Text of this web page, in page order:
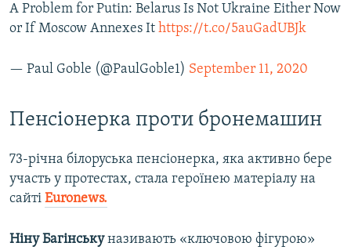
A Problem for Putin: Belarus Is Not Ukraine Either Now
or If Moscow Annexes It https://t.co/5auGadUBJk
— Paul Goble (@PaulGoble1) September 11, 2020
Пенсіонерка проти бронемашин
73-річна білоруська пенсіонерка, яка активно бере
участь у протестах, стала героїнею матеріалу на
сайті Euronews.
Ніну Багінськуназивають «ключовою фігурою»